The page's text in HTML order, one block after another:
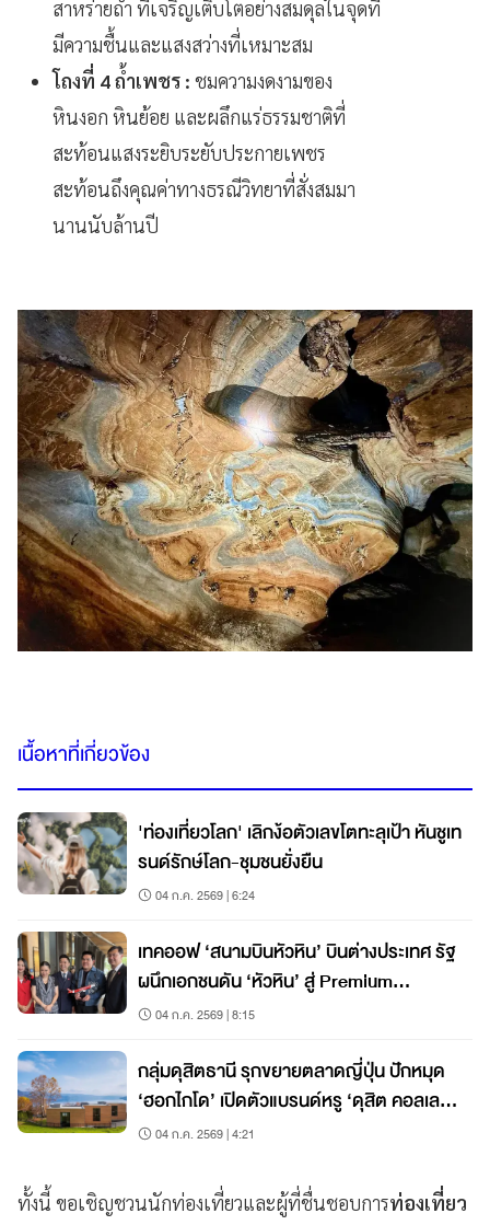
สาหร่ายถ้ำ ที่เจริญเติบโตอย่างสมดุลในจุดที่
มีความชื้นและแสงสว่างที่เหมาะสม
โถงที่ 4 ถ้ำเพชร : ชมความงดงามของ
หินงอก หินย้อย และผลึกแร่ธรรมชาติที่
สะท้อนแสงระยิบระยับประกายเพชร
สะท้อนถึงคุณค่าทางธรณีวิทยาที่สั่งสมมา
นานนับล้านปี
เนื้อหาที่เกี่ยวข้อง
'ท่องเที่ยวโลก' เลิกง้อตัวเลขโตทะลุเป้า หันชูเท
รนด์รักษ์โลก-ชุมชนยั่งยืน
04 ก.ค. 2569 | 6:24
เทคออฟ ‘สนามบินหัวหิน’ บินต่างประเทศ รัฐ
ผนึกเอกชนดัน ‘หัวหิน’ สู่ Premium
Destination
04 ก.ค. 2569 | 8:15
กลุ่มดุสิตธานี รุกขยายตลาดญี่ปุ่น ปักหมุด
‘ฮอกไกโด’ เปิดตัวแบรนด์หรู ‘ดุสิต คอลเล
คชั่น’04 ก.ค. 2569 | 4:21
ทั้งนี้ ขอเชิญชวนนักท่องเที่ยวและผู้ที่ชื่นชอบการท่องเที่ยว